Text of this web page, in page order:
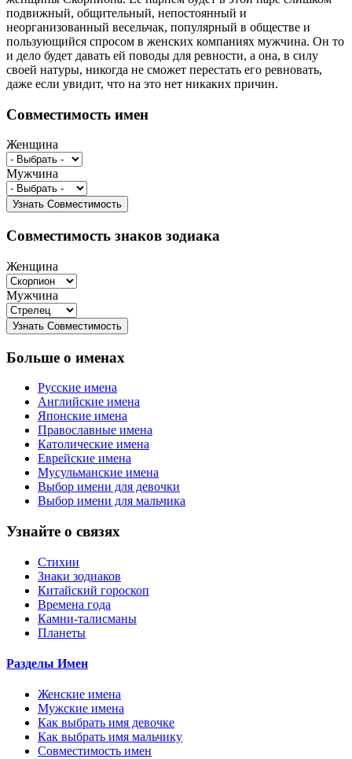
подвижный, общительный, непостоянный и
неорганизованный весельчак, популярный в обществе и
пользующийся спросом в женских компаниях мужчина. Он то
и дело будет давать ей поводы для ревности, а она, в силу
своей натуры, никогда не сможет перестать его ревновать,
даже если увидит, что на это нет никаких причин.
Совместимость имен
Женщина
Мужчина
Совместимость знаков зодиака
Женщина
Мужчина
Больше о именах
Русские имена
Английские имена
Японские имена
Православные имена
Католические имена
Еврейские имена
Мусульманские имена
Выбор имени для девочки
Выбор имени для мальчика
Узнайте о связях
Стихии
Знаки зодиаков
Китайский гороскоп
Времена года
Камни-талисманы
Планеты
Разделы Имен
Женские имена
Мужские имена
Как выбрать имя девочке
Как выбрать имя мальчику
Совместимость имен